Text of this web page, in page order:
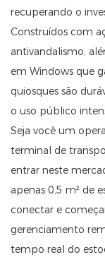
recuperando o
Construídos com
antivandalismo,
em Windows que
quiosques são
o uso público
Seja você um
terminal de
entrar neste
apenas 0,5 m² de
conectar e
gerenciamento
tempo real do